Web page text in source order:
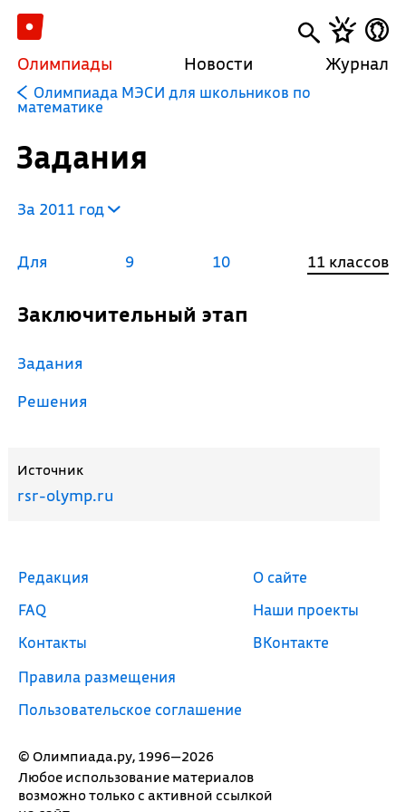
Олимпиады Новости Журнал
Олимпиада МЭСИ для школьников по
математике
Задания
За 2011 год
Для 9 10 11 классов
Заключительный этап
Задания
Решения
Источник
rsr-olymp.ru
© Олимпиада.ру, 1996—2026
Любое использование материалов
возможно только с активной ссылкой
Редакция
FAQ
Контакты
Правила размещения
Пользовательское соглашение
О сайте
Наши проекты
ВКонтакте